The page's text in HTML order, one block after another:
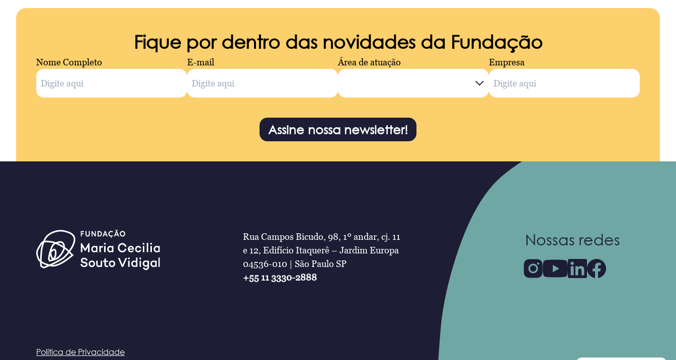
Fique por dentro das novidades da Fundação
Nome Completo E-mail Área de atuação Empresa
Assine nossa newsletter!
Rua Campos Bicudo, 98, 1º andar, cj. 11
e 12, Edifício Itaquerê – Jardim Europa
04536-010 | São Paulo SP
+55 11 3330-2888
Nossas redes
Política de Privacidade